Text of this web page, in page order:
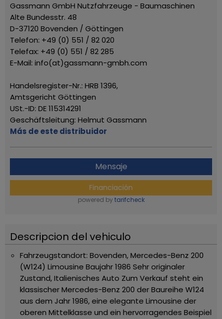
Gassmann GmbH Nutzfahrzeuge - Baumaschinen
Alte Bundesstr. 48
D-37120 Bovenden / Göttingen
Telefon: +49 (0) 551 / 82 020
Telefax: +49 (0) 551 / 82 285
E-Mail: info(at)gassmann-gmbh.com
Handelsregister-Nr.: HRB 1396,
Amtsgericht Göttingen
USt.-ID: DE 115314291
Geschäftsleitung: Helmut Gassmann
Más de este distribuidor
Mensaje
Financiación
powered by tarifcheck
Descripcion del vehiculo
Fahrzeugstandort: Bovenden,Mercedes-Benz 200
(W124) Limousine Baujahr 1986 Sehr originaler
Zustand, Italienisches Auto Zum Verkauf steht ein
klassischer Mercedes-Benz 200 der Baureihe W124
aus dem Jahr 1986, eine elegante Limousine der
oberen Mittelklasse und ein hervorragendes Beispiel